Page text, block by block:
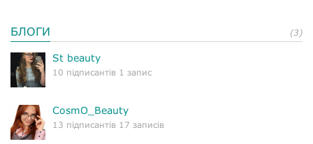
БЛОГИ (3)
St beauty
10 підписантів 1 запис
CosmO_Beauty
13 підписантів 17 записів